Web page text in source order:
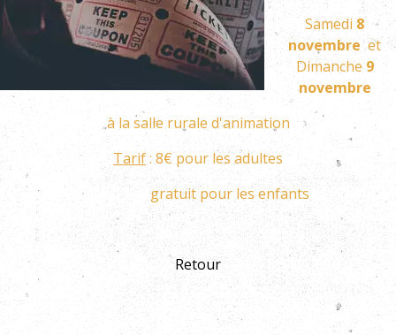
Samedi 8
novembreet
Dimanche9
novembre
à la salle rurale d'animation
Tarif: 8€ pour les adultes
gratuit pour les enfants
Retour